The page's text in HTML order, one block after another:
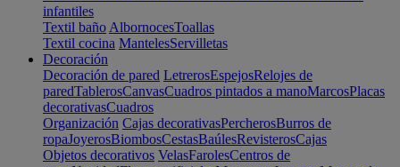
infantiles
Textil baño AlbornocesToallas
Textil cocina MantelesServilletas
Decoración
Decoración de pared LetrerosEspejosRelojes de
paredTablerosCanvasCuadros pintados a manoMarcosPlacas
decorativasCuadros
Organización Cajas decorativasPercherosBurros de
ropaJoyerosBiombosCestasBaúlesRevisterosCajas
Objetos decorativos VelasFarolesCentros de